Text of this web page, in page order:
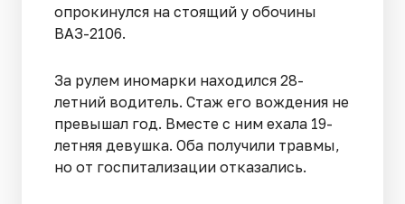
опрокинулся на стоящий у обочины
ВАЗ-2106.
За рулем иномарки находился 28-
летний водитель. Стаж его вождения не
превышал год. Вместе с ним ехала 19-
летняя девушка. Оба получили травмы,
но от госпитализации отказались.